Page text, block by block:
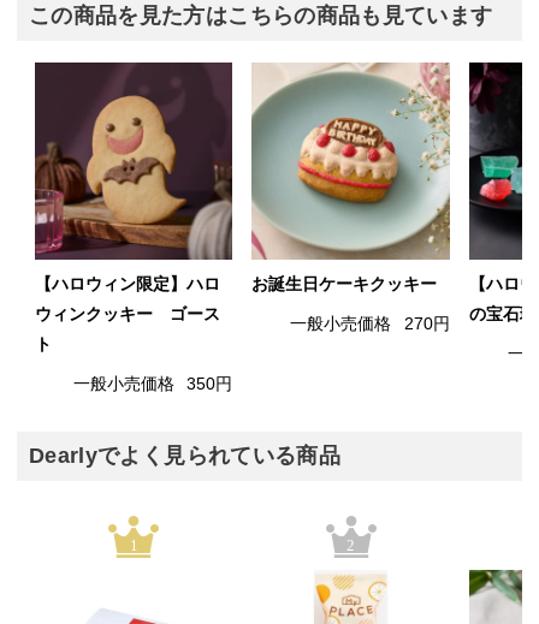
この商品を見た方はこちらの商品も見ています
【ハロウィン限定】ハロ
ウィンクッキー ゴース
ト
一般小売価格 350円
お誕生日ケーキクッキー
一般小売価格 270円
【ハロ
の宝石
一
Dearlyでよく見られている商品
1 2